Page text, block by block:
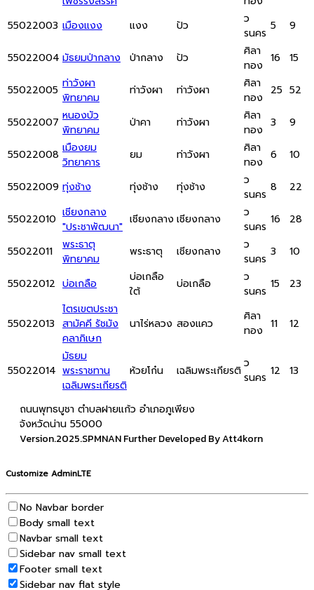
55022003 เมืองแงง แงง ปัว
ว
รนคร
5 9
55022004 มัธยมป่ากลาง ป่ากลาง ปัว
ศิลา
ทอง
16 15
55022005 ท่าวังผา
พิทยาคม
ท่าวังผา ท่าวังผา
ศิลา
ทอง
25 52
55022007 หนองบัว
พิทยาคม
ป่าคา ท่าวังผา
ศิลา
ทอง
3 9
55022008 เมืองยม
วิทยาคาร
ยม ท่าวังผา
ศิลา
ทอง
6 10
55022009 ทุ่งช้าง ทุ่งช้าง ทุ่งช้าง
ว
รนคร
8 22
55022010 เชียงกลาง
"ประชาพัฒนา"
เชียงกลาง เชียงกลาง
ว
รนคร
16 28
55022011
พระธาตุ
พิทยาคม
พระธาตุ เชียงกลาง
ว
รนคร
3 10
55022012 บ่อเกลือ
บ่อเกลือ
ใต้
บ่อเกลือ
ว
รนคร
15 23
55022013
ไตรเขตประชา
สามัคคี รัชมัง
คลาภิเษก
นาไร่หลวง สองแคว
ศิลา
ทอง 11 12
55022014
มัธยม
พระราชทาน
เฉลิมพระเกียรติ
ห้วยโก๋น เฉลิมพระเกียรติ
ว
รนคร 12 13
ถนนพุทธบูชา ตำบลฝายแก้ว อำเภอภูเพียง
จังหวัดน่าน 55000
Version.2025.SPMNAN Further Developed By Att4korn
Customize AdminLTE
No Navbar border
Body small text
Navbar small text
Sidebar nav small text
Footer small text
Sidebar nav flat style